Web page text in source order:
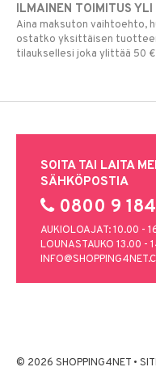
ILMAINEN TOIMITUS
Aina maksuton vaihtoehto,
ostatko yksittäisen
tilauksellesi joka ylittää 50
SOITA TAI LAITA
SÄHKÖPOSTIA
0800 9
AUKIOLOAJAT: 10.00 -
LOUNASTAUKO 13.00 -
© 2026 SHOPPING4NET •